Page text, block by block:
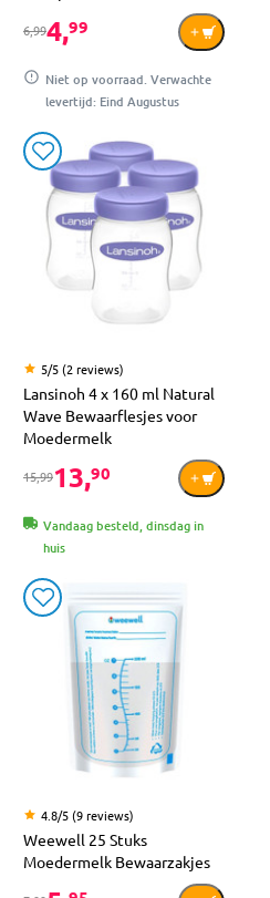
6,994,99
Niet op voorraad. Verwachte
levertijd: Eind Augustus
5/5 (2 reviews)
Lansinoh 4 x 160 ml Natural
Wave Bewaarflesjes voor
Moedermelk
15,9913,90
Vandaag besteld, dinsdag in
huis
4.8/5 (9 reviews)
Weewell 25 Stuks
Moedermelk Bewaarzakjes